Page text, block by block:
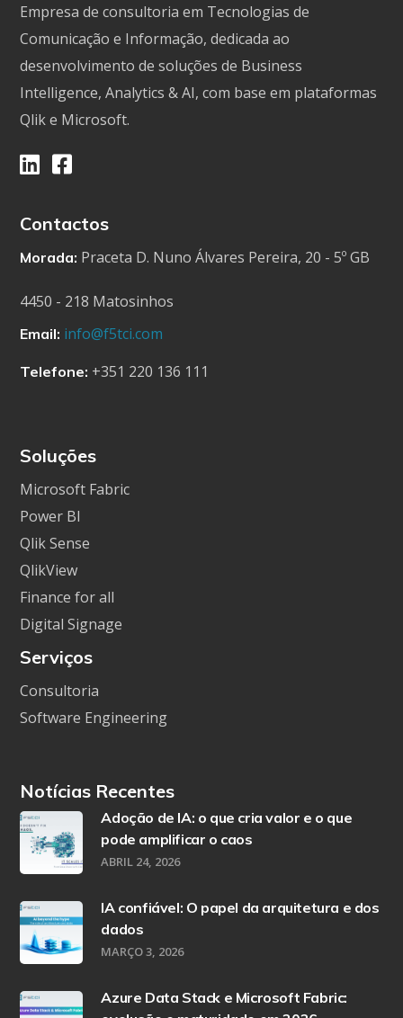
Empresa de consultoria em Tecnologias de
Comunicação e Informação, dedicada ao
desenvolvimento de soluções de Business
Intelligence, Analytics & AI, com base em plataformas
Qlik e Microsoft.
Contactos
Morada: Praceta D. Nuno Álvares Pereira, 20 - 5º GB
4450 - 218 Matosinhos
Email: info@f5tci.com
Telefone: +351 220 136 111
Soluções
Microsoft Fabric
Power BI
Qlik Sense
QlikView
Finance for all
Digital Signage
Serviços
Consultoria
Software Engineering
Notícias Recentes
Adoção de IA: o que cria valor e o que
pode amplificar o caos
ABRIL 24, 2026
IA confiável: O papel da arquitetura e dos
dados
MARÇO 3, 2026
Azure Data Stack e Microsoft Fabric: